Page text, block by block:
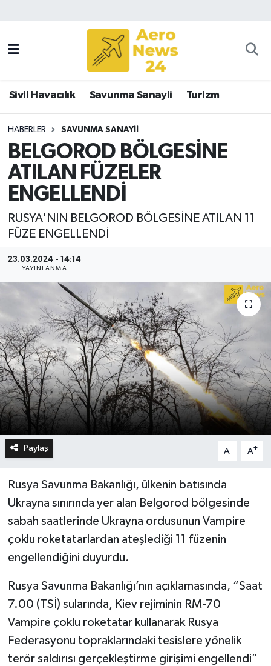
Sivil Havacılık Savunma Sanayii Turizm
HABERLER SAVUNMA SANAYII
BELGOROD BÖLGESİNE
ATILAN FÜZELER
ENGELLENDİ
RUSYA'NIN BELGOROD BÖLGESİNE ATILAN 11
FÜZE ENGELLENDİ
23.03.2024 - 14:14
YAYINLANMA
Paylaş A- A+
Rusya Savunma Bakanlığı, ülkenin batısında
Ukrayna sınırında yer alan Belgorod bölgesinde
sabah saatlerinde Ukrayna ordusunun Vampire
çoklu roketatarlardan ateşlediği 11 füzenin
engellendiğini duyurdu.
Rusya Savunma Bakanlığı’nın açıklamasında, “Saat
7.00 (TSİ) sularında, Kiev rejiminin RM-70
Vampire çoklu roketatar kullanarak Rusya
Federasyonu topraklarındaki tesislere yönelik
terör saldırısı gerçekleştirme girişimi engellendi”